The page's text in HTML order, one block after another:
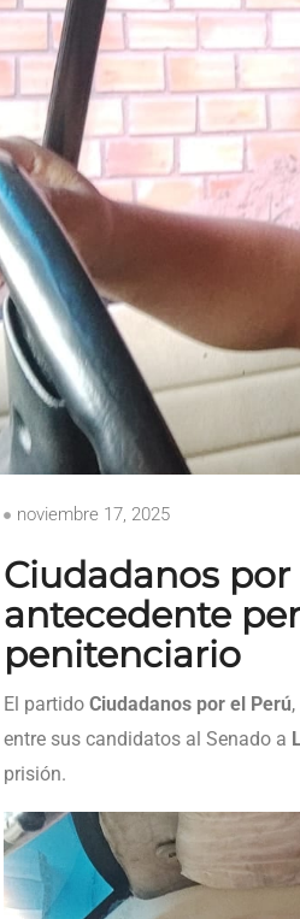
noviembre 17, 2025
Ciudadanos
antecedente
penitenciario
El partido Ciudadanos por el Perú
entre sus candidatos al Senado a
prisión.